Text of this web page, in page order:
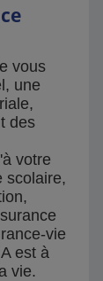
vous
une
des
votre
scolaire,
vie
est à
vie.